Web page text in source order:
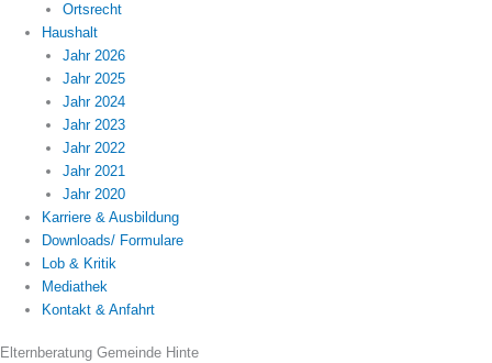
Ortsrecht
Haushalt
Jahr 2026
Jahr 2025
Jahr 2024
Jahr 2023
Jahr 2022
Jahr 2021
Jahr 2020
Karriere & Ausbildung
Downloads/ Formulare
Lob & Kritik
Mediathek
Kontakt & Anfahrt
Elternberatung Gemeinde Hinte